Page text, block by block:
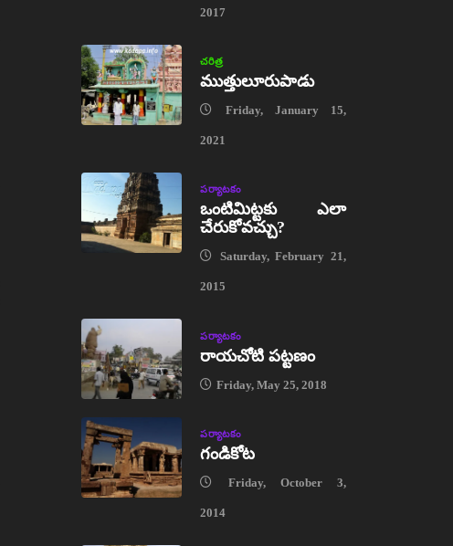
2017
చరిత్ర
ముత్తులూరుపాడు
Friday, January 15,
2021
పర్యాటకం
ఒంటిమిట్టకు ఎలా
చేరుకోవచ్చు?
Saturday, February 21,
2015
పర్యాటకం
రాయచోటి పట్టణం
Friday, May 25, 2018
పర్యాటకం
గండికోట
Friday, October 3,
2014